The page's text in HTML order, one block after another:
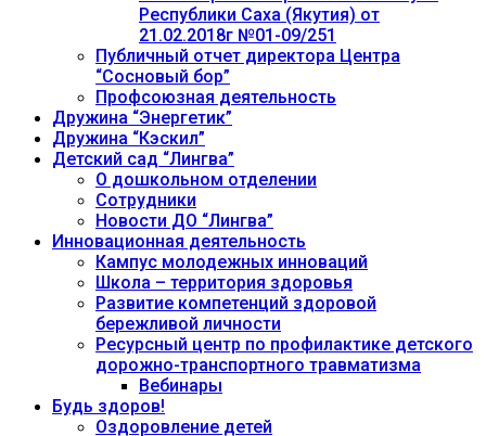
Республики Саха (Якутия) от
21.02.2018г №01-09/251
Публичный отчет директора Центра
“Сосновый бор”
Профсоюзная деятельность
Дружина “Энергетик”
Дружина “Кэскил”
Детский сад “Лингва”
О дошкольном отделении
Сотрудники
Новости ДО “Лингва”
Инновационная деятельность
Кампус молодежных инноваций
Школа – территория здоровья
Развитие компетенций здоровой
бережливой личности
Ресурсный центр по профилактике детского
дорожно-транспортного травматизма
Вебинары
Будь здоров!
Оздоровление детей